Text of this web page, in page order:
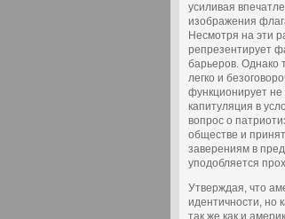
усиливая
изображения
Несмотря на эти
репрезентирует
барьеров. Однако
легко и
функционирует не
капитуляция в
вопрос о
обществе и
заверениям в
уподобляется
Утверждая, что
идентичности, но
так же как и